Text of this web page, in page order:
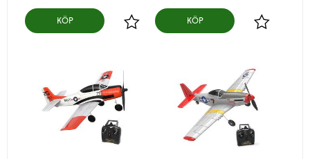
Lägg till i favoriter
KÖP
Lägg till i
KÖP